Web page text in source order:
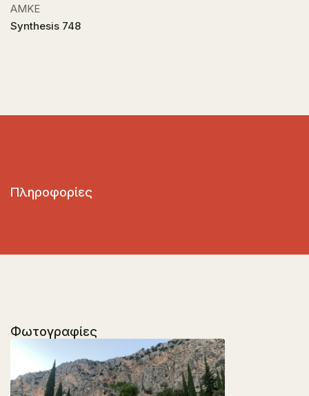
ΑΜΚΕ
Synthesis 748
Πληροφορίες
Φωτογραφίες